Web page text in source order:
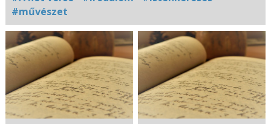
#művészet
Kapcsolódó
fotógaléria